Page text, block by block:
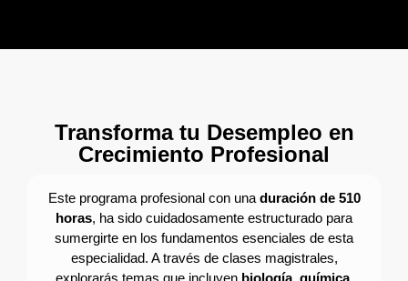
Transforma tu Desempleo en
Crecimiento Profesional
Este programa profesional con una duración de 510
horas, ha sido cuidadosamente estructurado para
sumergirte en los fundamentos esenciales de esta
especialidad. A través de clases magistrales,
explorarás temas que incluyen biología, química,